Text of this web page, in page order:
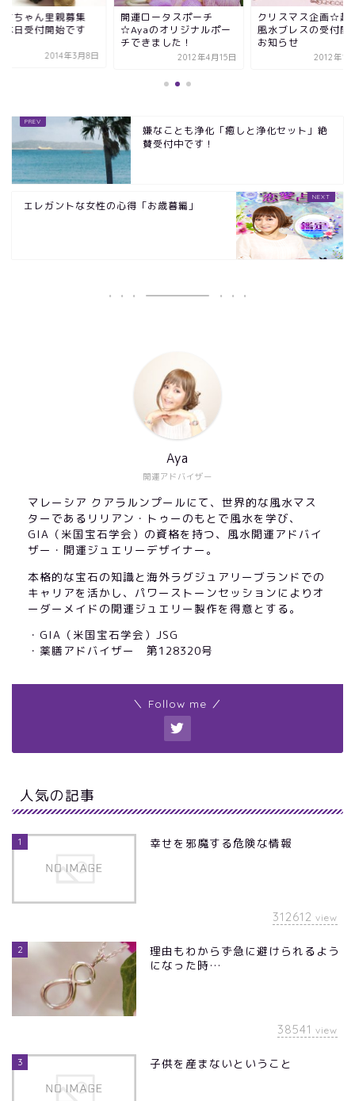
オちゃん里親募集
本日受付開始です
2014年3月8日
開運ロータスポーチ
☆Ayaのオリジナルポー
チできました！
2012年4月15日
クリスマス企画☆超
風水ブレスの受付開
お知らせ
2012年12
嫌なことも浄化「癒しと浄化セット」絶
賛受付中です！
エレガントな女性の心得「お歳暮編」
開運アドバイザー
Aya
マレーシア クアラルンプールにて、世界的な風水マス
ターであるリリアン・トゥーのもとで風水を学び、
GIA（米国宝石学会）の資格を持つ、風水開運アドバイ
ザー・開運ジュエリーデザイナー。
本格的な宝石の知識と海外ラグジュアリーブランドでの
キャリアを活かし、パワーストーンセッションによりオ
ーダーメイドの開運ジュエリー製作を得意とする。
・GIA（米国宝石学会）JSG
・薬膳アドバイザー 第128320号
＼ Follow me ／
人気の記事
1 幸せを邪魔する危険な情報
312612 view
2
理由もわからず急に避けられるよう
になった時…
38541 view
3 子供を産まないということ